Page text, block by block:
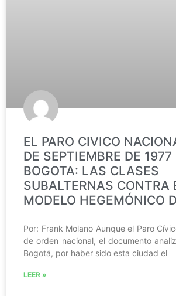
EL PARO CIVICO
DE SEPTIEMBRE DE 1977
BOGOTA: LAS CLASES
SUBALTERNAS CONTRA
MODELO HEGEMÓNICO
Por: Frank Molano Aunque el Paro
de orden nacional, el documento
Bogotá, por haber sido esta ciudad el
LEER »